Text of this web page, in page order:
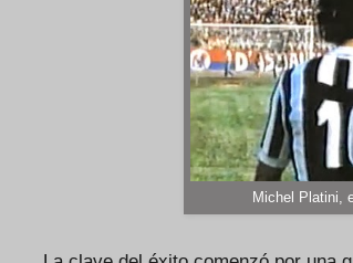
Michel Platini,